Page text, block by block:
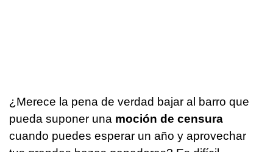
¿Merece la pena de verdad bajar al barro que
pueda suponer una moción de censura
cuando puedes esperar un año y aprovechar